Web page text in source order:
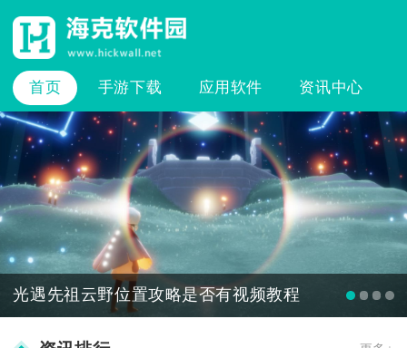
首页 手游下载 应用软件 资讯中心
光遇先祖云野位置攻略是否有视频教程